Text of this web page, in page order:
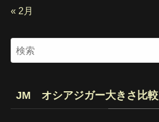
« 2月
JM オシアジガー大きさ比較